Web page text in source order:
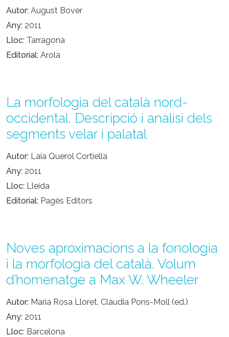
Autor August Bover
Any 2011
Lloc Tarragona
Editorial Arola
La morfologia del català nord-
occidental. Descripció i anàlisi dels
segments velar i palatal
Autor Laia Querol Cortiella
Any 2011
Lloc Lleida
Editorial Pagès Editors
Noves aproximacions a la fonologia
i la morfologia del català. Volum
d’homenatge a Max W. Wheeler
Autor Maria Rosa Lloret, Clàudia Pons-Moll (ed.)
Any 2011
Lloc Barcelona